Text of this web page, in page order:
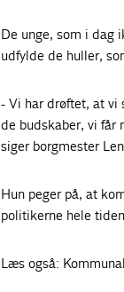
De unge, som i dag
udfylde de huller,
- Vi har drøftet, at vi
de budskaber, vi får
siger borgmester
Hun peger på, at
politikerne hele
Læs også: